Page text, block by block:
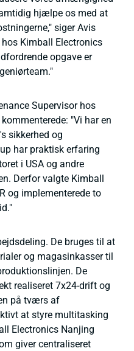
hjælpe os med at
siger Avis
Kimball Electronics
opgave er
Supervisor hos
"Vi har en
sikkerhed og
har praktisk erfaring
i USA og andre
Derfor valgte Kimball
og implementerede to
De bruges til at
og magasinkasser til
De
realiseret 7x24-drift og
på tværs af
at styre multitasking
Electronics Nanjing
giver centraliseret